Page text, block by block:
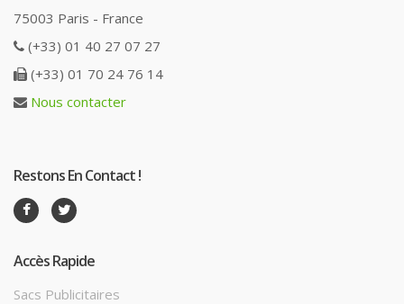
75003 Paris - France
(+33) 01 40 27 07 27
(+33) 01 70 24 76 14
Nous contacter
Restons En Contact !
Accès Rapide
Sacs Publicitaires